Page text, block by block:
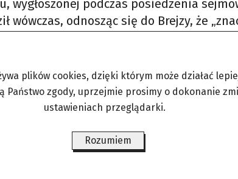
wygłoszonej podczas posiedzenia
wówczas, odnosząc się do Brejzy, że
a przy tym odrażających
Jarosławowi Kaczyńskiemu w
Śródmieścia trwał od jesieni
uwagi na uznanie czynu za społecznie
apelację, domagając się uchylenia
plików cookies, dzięki którym może działać
Państwo zgody, uprzejmie prosimy o dokonanie
ustawieniach przeglądarki.
Rozumiem